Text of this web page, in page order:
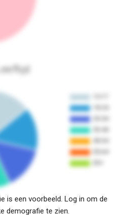
Leeftijd
is een voorbeeld. Log in om de
demografie te zien.